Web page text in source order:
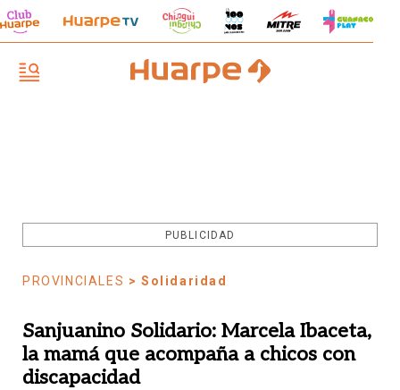
PUBLICIDAD
PROVINCIALES > Solidaridad
Sanjuanino Solidario: Marcela Ibaceta,
la mamá que acompaña a chicos con
discapacidad